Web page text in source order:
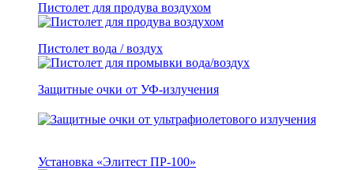
Пистолет для продува воздухом
Пистолет вода / воздух
Защитные очки от УФ-излучения
Установка «Элитест ПР-100»